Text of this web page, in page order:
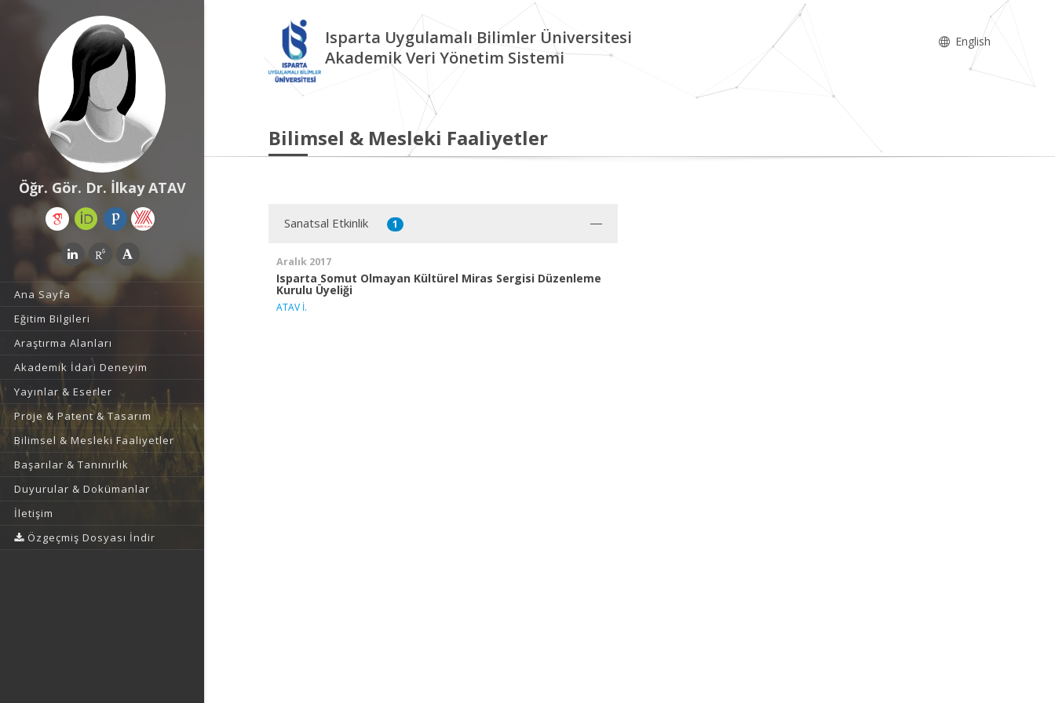
Öğr. Gör. Dr. İlkay ATAV
Ana Sayfa
Eğitim Bilgileri
Araştırma Alanları
Akademik İdari Deneyim
Yayınlar & Eserler
Proje & Patent & Tasarım
Bilimsel & Mesleki Faaliyetler
Başarılar & Tanınırlık
Duyurular & Dokümanlar
İletişim
Özgeçmiş Dosyası İndir
Isparta Uygulamalı Bilimler Üniversitesi
Akademik Veri Yönetim Sistemi
English
Bilimsel & Mesleki Faaliyetler
Sanatsal Etkinlik 1
Aralık 2017
Isparta Somut Olmayan Kültürel Miras Sergisi Düzenleme
Kurulu Üyeliği
ATAV İ.